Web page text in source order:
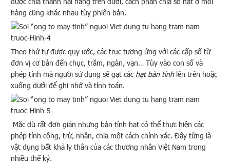
hàng cũng khác nhau tùy phiên bản.
Theo thứ tự được quy ước, các trục tương ứng với các cấp số từ
đơn vị cơ bản đến chục, trăm, ngàn, vạn… Tùy vào con số và
phép tính mà người sử dụng sẽ gạt các hạt bàn tínhlên trên hoặc
xuống dưới để ghi nhớ và tính toán.
Mặc dù rất đơn giản nhưng bàn tính hạt có thể thực hiện các
phép tính cộng, trừ, nhân, chia một cách chính xác. Đây từng là
vật dụng bất khả ly thân của các thương nhân Việt Nam trong
nhiều thế kỷ.